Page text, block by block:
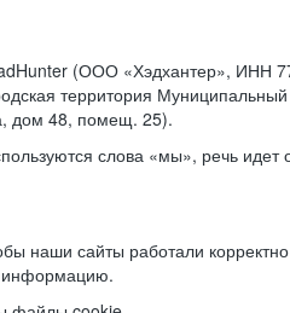
(ООО «Хэдхантер», ИНН
территория Муниципальный
дом 48, помещ. 25).
слова «мы», речь
наши сайты работали
информацию.